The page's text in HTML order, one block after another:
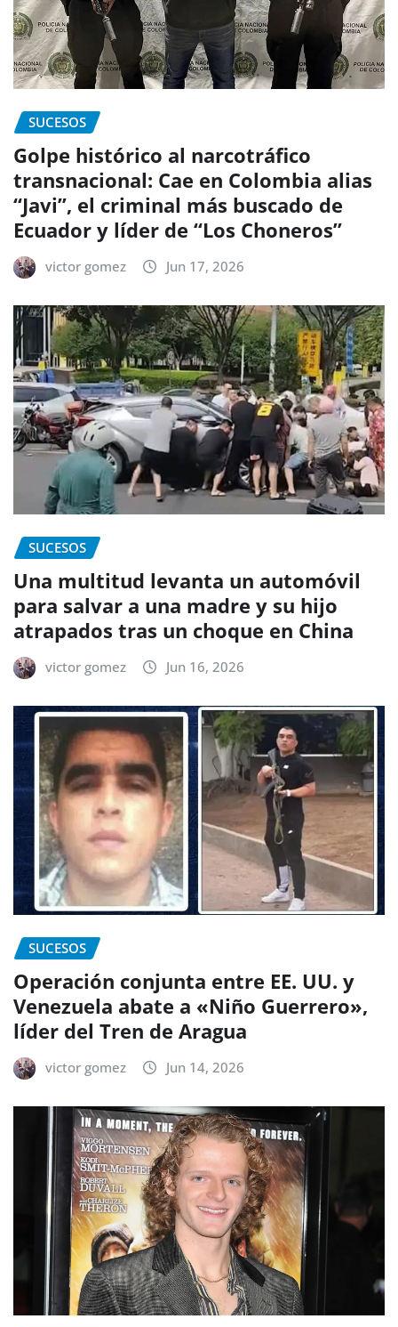
SUCESOS
Golpe histórico al narcotráfico
transnacional: Cae en Colombia alias
“Javi”, el criminal más buscado de
Ecuador y líder de “Los Choneros”
victor gomez Jun 17, 2026
SUCESOS
Una multitud levanta un automóvil
para salvar a una madre y su hijo
atrapados tras un choque en China
victor gomez Jun 16, 2026
SUCESOS
Operación conjunta entre EE. UU. y
Venezuela abate a «Niño Guerrero»,
líder del Tren de Aragua
victor gomez Jun 14, 2026